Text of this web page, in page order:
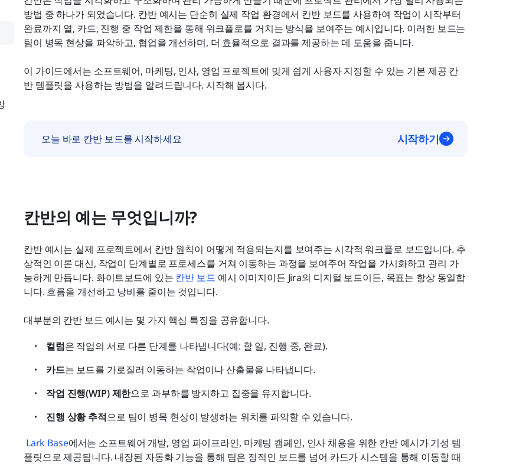
방법 중 하나가 되었습니다. 칸반 예시는 단순히 실제 작업 환경에서 칸반 보드를 사용하여 작업이 시작부터
완료까지 열, 카드, 진행 중 작업 제한을 통해 워크플로를 거치는 방식을 보여주는 예시입니다. 이러한 보드는
팀이 병목 현상을 파악하고, 협업을 개선하며, 더 효율적으로 결과를 제공하는 데 도움을 줍니다.
이 가이드에서는 소프트웨어, 마케팅, 인사, 영업 프로젝트에 맞게 쉽게 사용자 지정할 수 있는 기본 제공 칸
반 템플릿을 사용하는 방법을 알려드립니다. 시작해 봅시다.
오늘 바로 칸반 보드를 시작하세요 시작하기
칸반의 예는 무엇입니까?
칸반 예시는 실제 프로젝트에서 칸반 원칙이 어떻게 적용되는지를 보여주는 시각적 워크플로 보드입니다. 추
상적인 이론 대신, 작업이 단계별로 프로세스를 거쳐 이동하는 과정을 보여주어 작업을 가시화하고 관리 가
능하게 만듭니다. 화이트보드에 있는 칸반 보드 예시 이미지이든 Jira의 디지털 보드이든, 목표는 항상 동일합
니다. 흐름을 개선하고 낭비를 줄이는 것입니다.
대부분의 칸반 보드 예시는 몇 가지 핵심 특징을 공유합니다.
컬럼은 작업의 서로 다른 단계를 나타냅니다(예: 할 일, 진행 중, 완료).
카드는 보드를 가로질러 이동하는 작업이나 산출물을 나타냅니다.
작업 진행(WIP) 제한으로 과부하를 방지하고 집중을 유지합니다.
진행 상황 추적으로 팀이 병목 현상이 발생하는 위치를 파악할 수 있습니다.
Lark Base에서는 소프트웨어 개발, 영업 파이프라인, 마케팅 캠페인, 인사 채용을 위한 칸반 예시가 기성 템
플릿으로 제공됩니다. 내장된 자동화 기능을 통해 팀은 정적인 보드를 넘어 카드가 시스템을 통해 이동할 때